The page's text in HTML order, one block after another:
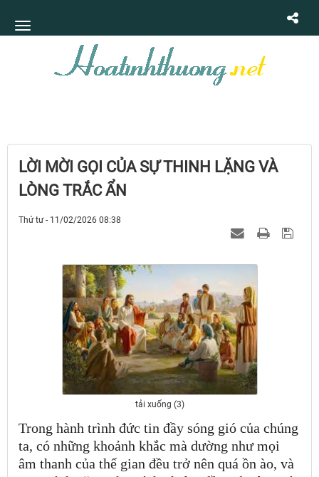
LỜI MỜI GỌI CỦA SỰ THINH LẶNG VÀ
LÒNG TRẮC ẨN
Thứ tư - 11/02/2026 08:38
tải xuống (3)
Trong hành trình đức tin đầy sóng gió của chúng
ta, có những khoảnh khắc mà dường như mọi
âm thanh của thế gian đều trở nên quá ồn ào, và